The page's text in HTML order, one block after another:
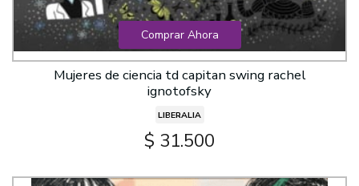
Comprar Ahora
Mujeres de ciencia td capitan swing rachel
ignotofsky
LIBERALIA
$ 31.500